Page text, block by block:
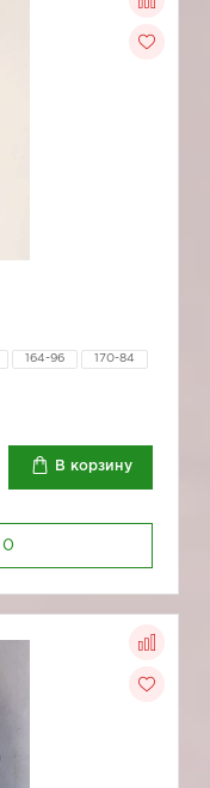
164-96 170-84
В корзину
0